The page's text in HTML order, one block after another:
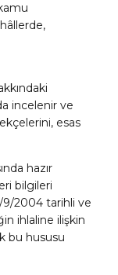
incelenir ve
esas
hazır
bilgileri
9/2004 tarihli ve
ihlaline ilişkin
bu hususu